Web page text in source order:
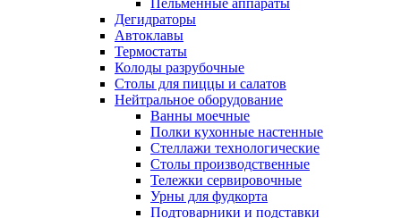
Пельменные аппараты
Дегидраторы
Автоклавы
Термостаты
Колоды разрубочные
Столы для пиццы и салатов
Нейтральное оборудование
Ванны моечные
Полки кухонные настенные
Стеллажи технологические
Столы производственные
Тележки сервировочные
Урны для фудкорта
Подтоварники и подставки